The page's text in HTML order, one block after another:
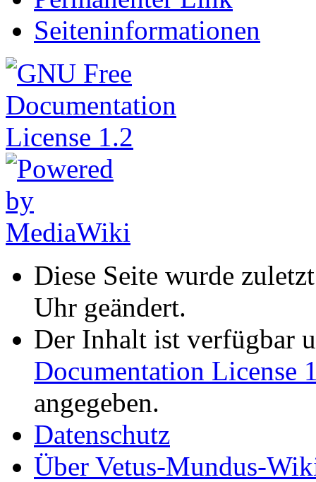
Seiten­informationen
Diese Seite wurde
Uhr geändert.
Der Inhalt ist verfügbar
Documentation License
angegeben.
Datenschutz
Über Vetus-Mundus-